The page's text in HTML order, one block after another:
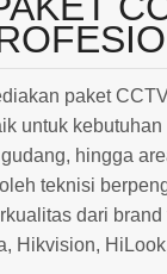
paket
untuk
hingga
teknisi
dari
Hikvision,